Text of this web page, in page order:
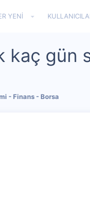
YENI
kaç gün
- Finans - Borsa